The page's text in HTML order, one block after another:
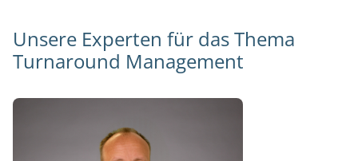
Unsere Experten für das Thema
Turnaround Management